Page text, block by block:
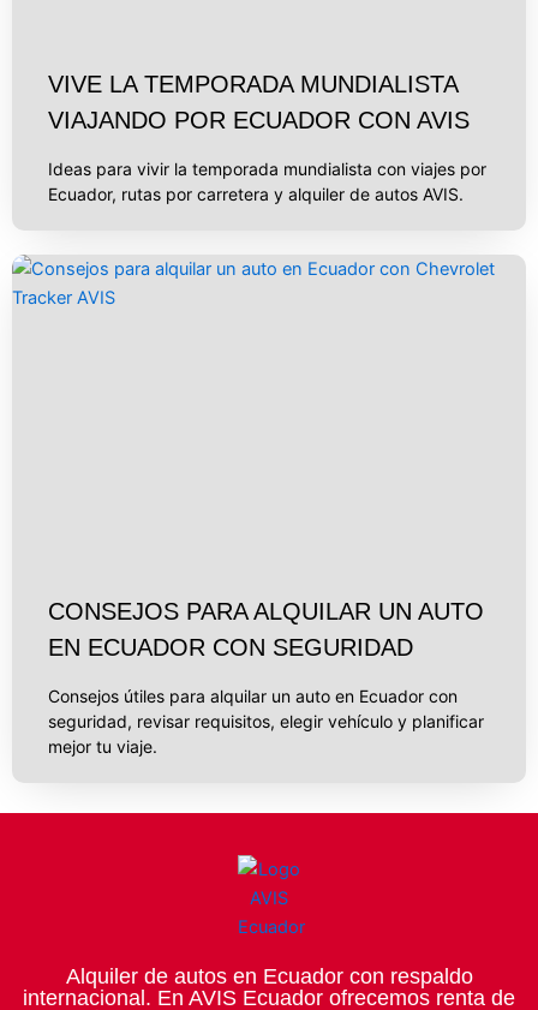
VIVE LA TEMPORADA MUNDIALISTA
VIAJANDO POR ECUADOR CON AVIS
Ideas para vivir la temporada mundialista con viajes por
Ecuador, rutas por carretera y alquiler de autos AVIS.
CONSEJOS PARA ALQUILAR UN AUTO
EN ECUADOR CON SEGURIDAD
Consejos útiles para alquilar un auto en Ecuador con
seguridad, revisar requisitos, elegir vehículo y planificar
mejor tu viaje.
Alquiler de autos en Ecuador con respaldo
internacional. En AVIS Ecuador ofrecemos renta de